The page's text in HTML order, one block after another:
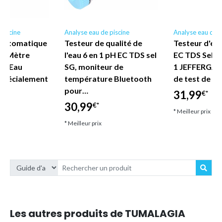
Mètre
l'Eau
Analyse eau de piscine
Testeur de qualité de
l'eau 6 en 1 pH EC TDS sel
SG, moniteur de
température Bluetooth
pour…
30,99€*
* Meilleur prix
Analyse eau de
Testeur
EC TDS Sel
1
de test de
31,99€*
* Meilleur prix
Les autres produits de TUMALAGIA